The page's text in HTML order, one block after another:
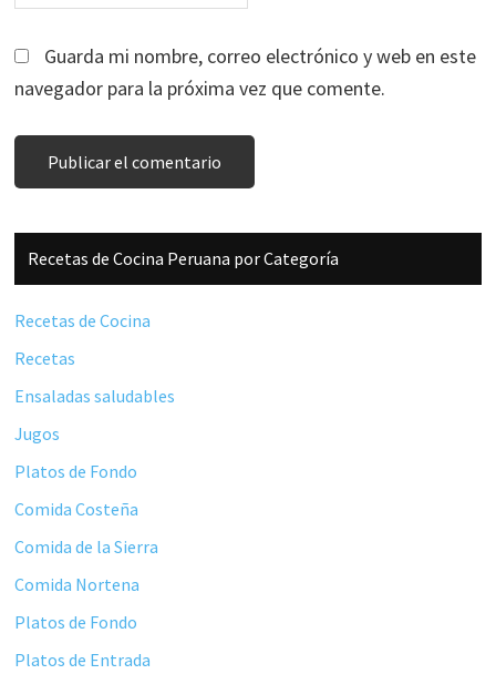
Guarda mi nombre, correo electrónico y web en este
navegador para la próxima vez que comente.
Barra
lateral
principal
Recetas de Cocina Peruana por Categoría
Recetas de Cocina
Recetas
Ensaladas saludables
Jugos
Platos de Fondo
Comida Costeña
Comida de la Sierra
Comida Nortena
Platos de Fondo
Platos de Entrada